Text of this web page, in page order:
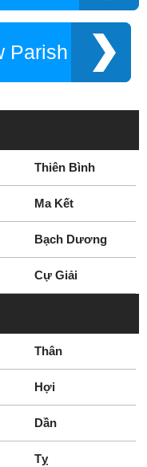
Parish
Thiên Bình
Ma Kết
Bạch Dương
Cự Giải
Thân
Hợi
Dần
Tỵ